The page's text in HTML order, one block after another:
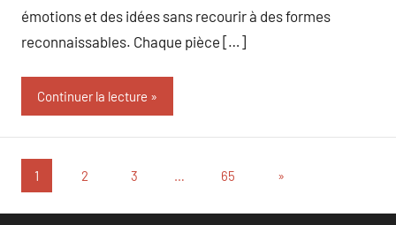
émotions et des idées sans recourir à des formes
reconnaissables. Chaque pièce […]
Continuer la lecture
Pagination
des
1 2 3 … 65
Articles
»